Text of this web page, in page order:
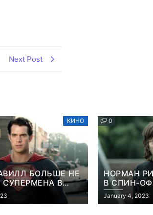
Next Post
КИНО
БОЛЬШЕ НЕ
СУПЕРМЕНА В
ГАННА
0
НОРМАН
В СПИН-
УИКА»
January 4, 2023